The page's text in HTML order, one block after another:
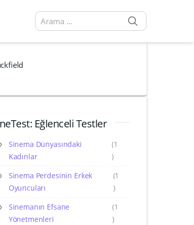
Arama sonuçları:
Eğlenceli Testler
Sinema Dünyasındaki
Kadınlar
(1
)
Sinema Perdesinin Erkek
Oyuncuları
(1
)
Sinemanın Efsane
Yönetmenleri
(1
)